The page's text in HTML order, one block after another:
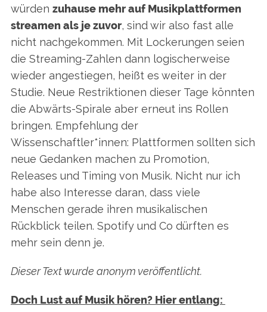
würden zuhause mehr auf Musikplattformen
streamen als je zuvor, sind wir also fast alle
nicht nachgekommen. Mit Lockerungen seien
die Streaming-Zahlen dann logischerweise
wieder angestiegen, heißt es weiter in der
Studie. Neue Restriktionen dieser Tage könnten
die Abwärts-Spirale aber erneut ins Rollen
bringen. Empfehlung der
Wissenschaftler*innen: Plattformen sollten sich
neue Gedanken machen zu Promotion,
Releases und Timing von Musik. Nicht nur ich
habe also Interesse daran, dass viele
Menschen gerade ihren musikalischen
Rückblick teilen. Spotify und Co dürften es
mehr sein denn je.
Dieser Text wurde anonym veröffentlicht.
Doch Lust auf Musik hören? Hier entlang: